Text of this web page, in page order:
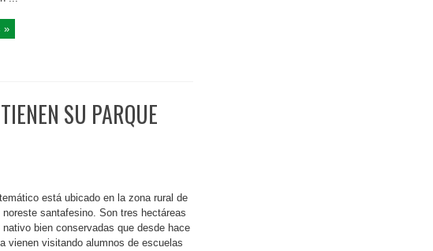
»
SU PARQUE
está ubicado en la zona rural de
noreste santafesino. Son tres hectáreas
nativo bien conservadas que desde hace
vienen visitando alumnos de escuelas